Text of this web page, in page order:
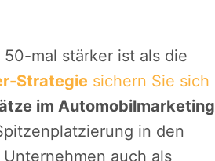
50-mal stärker ist als die
Strategie sichern Sie sich
im Automobilmarketing
in den
auch als